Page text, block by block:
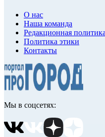
О нас
Наша команда
Редакционная политика
Политика этики
Контакты
Мы в соцсетях: